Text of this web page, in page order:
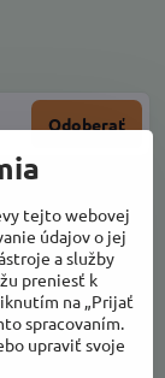
Odoberať
tejto webovej
údajov o jej
a služby
preniesť k
na „Prijať
spracovaním.
upraviť svoje